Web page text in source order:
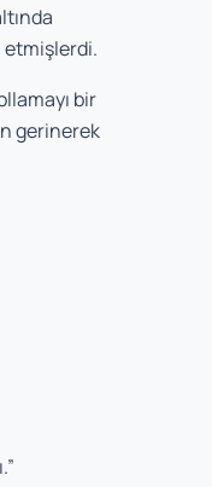
etmişlerdi.
bir
gerinerek